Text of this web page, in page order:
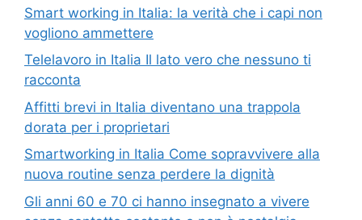
Smart working in Italia: la verità che i capi non
vogliono ammettere
Telelavoro in Italia Il lato vero che nessuno ti
racconta
Affitti brevi in Italia diventano una trappola
dorata per i proprietari
Smartworking in Italia Come sopravvivere alla
nuova routine senza perdere la dignità
Gli anni 60 e 70 ci hanno insegnato a vivere